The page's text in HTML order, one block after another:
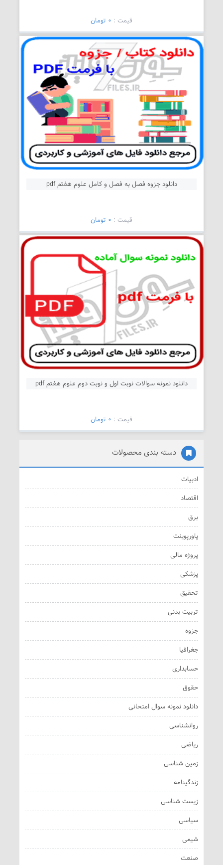
قیمت : 0 تومان
دانلود جزوه فصل به فصل و کامل علوم هفتم pdf
قیمت : 0 تومان
دانلود نمونه سوالات نوبت اول و نوبت دوم علوم هفتم pdf
قیمت : 0 تومان
دسته بندی محصولات
ادبیات
اقتصاد
برق
پاورپوینت
پروژه مالی
پزشکی
تحقیق
تربیت بدنی
جزوه
جغرافیا
حسابداری
حقوق
دانلود نمونه سوال امتحانی
روانشناسی
ریاضی
زمین شناسی
زندگینامه
زیست شناسی
سیاسی
شیمی
صنعت